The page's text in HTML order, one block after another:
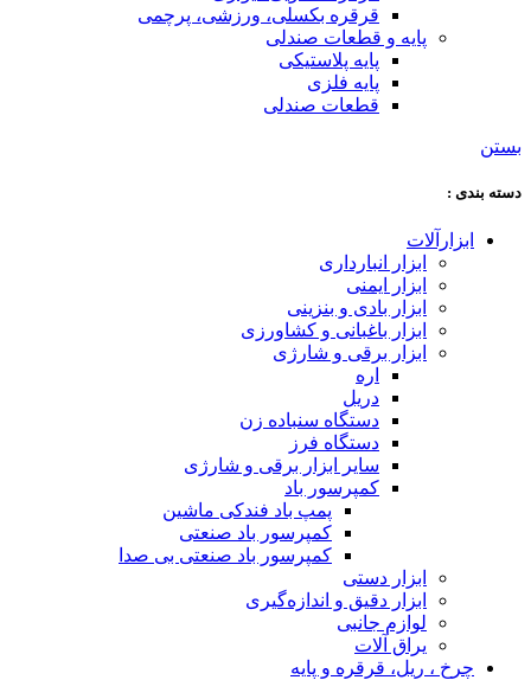
قرقره بکسلی، ورزشی، پرچمی
پایه و قطعات صندلی
پایه پلاستیکی
پایه فلزی
قطعات صندلی
بستن
دسته‌ بندی :
ابزارآلات
ابزار انبارداری
ابزار ایمنی
ابزار بادی و بنزینی
ابزار باغبانی و کشاورزی
ابزار برقی و شارژی
اره
دریل
دستگاه سنباده زن
دستگاه فرز
سایر ابزار برقی و شارژی
کمپرسور باد
پمپ باد فندکی ماشین
کمپرسور باد صنعتی
کمپرسور باد صنعتی بی صدا
ابزار دستی
ابزار دقیق و اندازه‌گیری
لوازم جانبی
یراق آلات
چرخ ، ریل، قرقره و پایه